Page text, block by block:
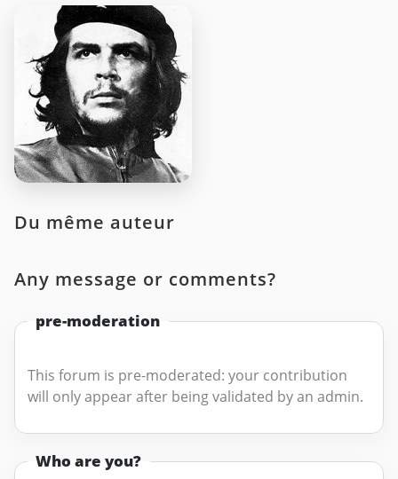
Du même auteur
Any message or comments?
pre-moderation
This forum is pre-moderated: your contribution
will only appear after being validated by an admin.
Who are you?